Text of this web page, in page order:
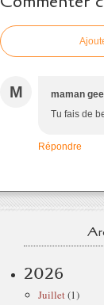
M maman
Tu fais de
Répondre
2026
Juillet(1)